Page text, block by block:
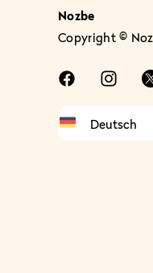
Nozbe
Copyright ©